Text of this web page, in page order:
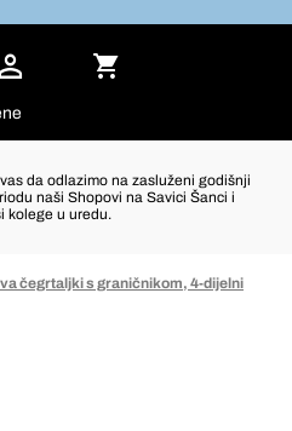
da odlazimo na zasluženi godišnji
naši Shopovi na Savici Šanci i
kolege u uredu.
čegrtaljki s graničnikom, 4-dijelni